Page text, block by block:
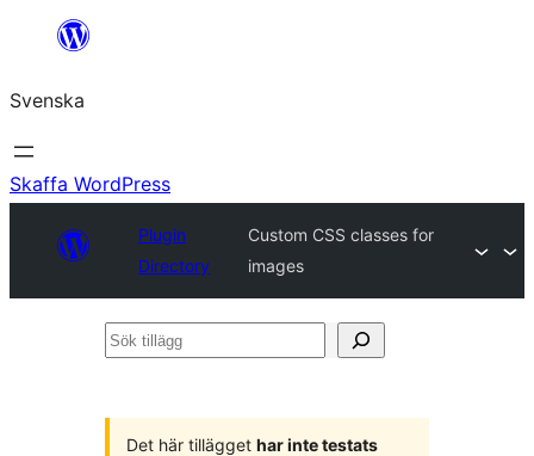
Hoppa
innehåll
Svenska
Skaffa WordPress
Plugin
Directory
Custom CSS classes for
images
Sök
Det här tillägget har inte testats